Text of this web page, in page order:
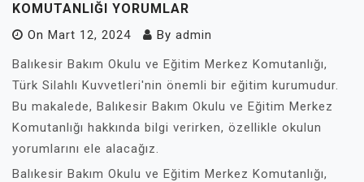
KOMUTANLIĞI YORUMLAR
On Mart 12, 2024 By admin
Balıkesir Bakım Okulu ve Eğitim Merkez Komutanlığı,
Türk Silahlı Kuvvetleri'nin önemli bir eğitim kurumudur.
Bu makalede, Balıkesir Bakım Okulu ve Eğitim Merkez
Komutanlığı hakkında bilgi verirken, özellikle okulun
yorumlarını ele alacağız.
Balıkesir Bakım Okulu ve Eğitim Merkez Komutanlığı,